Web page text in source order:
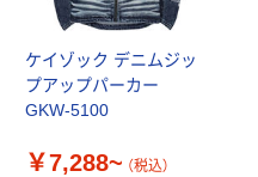
ケイゾック デニムジッ
プアップパーカー
GKW-5100
￥7,288~ （税込）